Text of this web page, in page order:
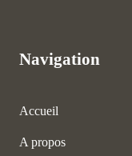
Navigation
Accueil
A propos